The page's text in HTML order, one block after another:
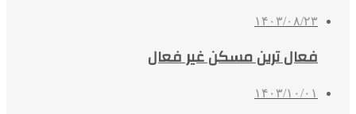
۱۴۰۳/۰۸/۲۳
فعال ترین مسکن غیر فعال
۱۴۰۳/۱۰/۰۱